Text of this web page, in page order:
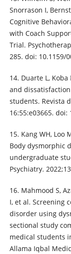
Snorrason I,
Cognitive
with Coach
Trial.
285. doi: 10.1159/
14. Duarte L,
and
students. Revista
16:55:e03665. doi:
15. Kang WH, Loo
Body dysmorphic
undergraduate
Psychiatry.
16. Mahmood S,
I, et al. Screening
disorder using
sectional study
medical students
Allama Iqbal